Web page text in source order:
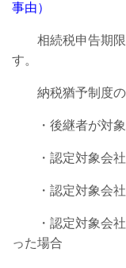
事由）
相続税申告期
す。
納税猶予制度の
・後継者が対象
・認定対象会社
・認定対象会社
・認定対象会社
った場合